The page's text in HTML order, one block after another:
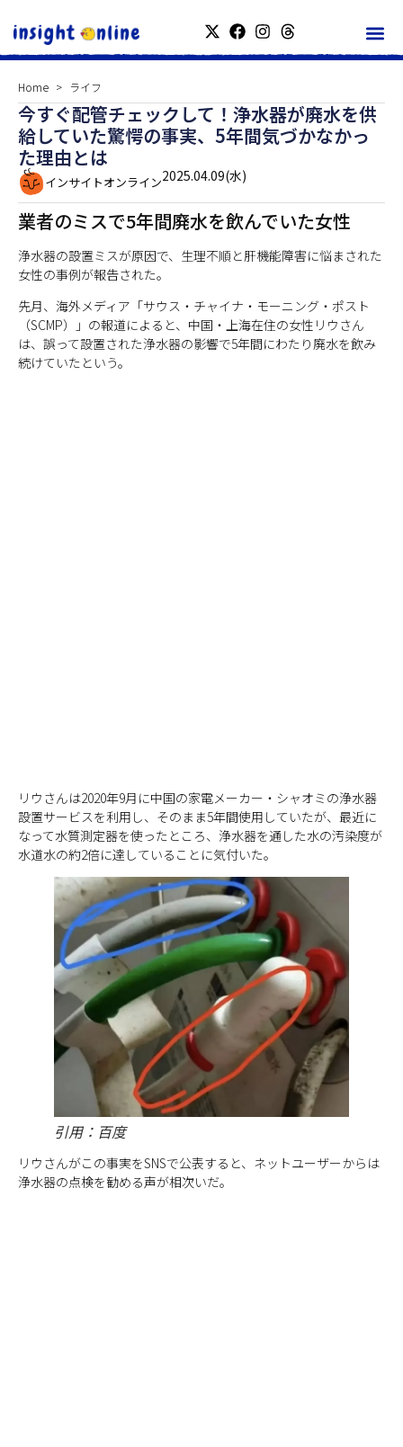
Home ライフ
今すぐ配管チェックして！浄水器が廃水を供
給していた驚愕の事実、5年間気づかなかっ
た理由とは
インサイトオンライン2025.04.09(水)
業者のミスで5年間廃水を飲んでいた女性
浄水器の設置ミスが原因で、生理不順と肝機能障害に悩まされた
女性の事例が報告された。
先月、海外メディア「サウス・チャイナ・モーニング・ポスト
（SCMP）」の報道によると、中国・上海在住の女性リウさん
は、誤って設置された浄水器の影響で5年間にわたり廃水を飲み
続けていたという。
リウさんは2020年9月に中国の家電メーカー・シャオミの浄水器
設置サービスを利用し、そのまま5年間使用していたが、最近に
なって水質測定器を使ったところ、浄水器を通した水の汚染度が
水道水の約2倍に達していることに気付いた。
引用：百度
リウさんがこの事実をSNSで公表すると、ネットユーザーからは
浄水器の点検を勧める声が相次いだ。